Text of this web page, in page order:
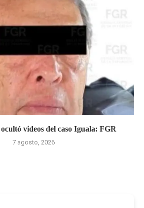
videos del caso Iguala: FGR
7 agosto, 2026